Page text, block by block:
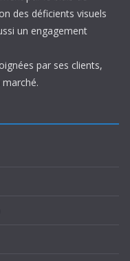
des déficients visuels
un engagement
par ses clients,
marché.